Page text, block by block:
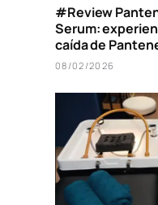
#Review
Serum:
caída de
08/02/2026